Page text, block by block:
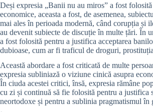
Deși expresia „Banii nu au miros” a fost
economice, aceasta a fost, de asemenea,
mai ales în perioada modernă, când corupția și
au devenit subiecte de discuție în multe țări. În
a fost folosită pentru a justifica acceptarea
dubioase, cum ar fi traficul de droguri,
Această abordare a fost criticată de multe
expresia subliniază o viziune cinică asupra
În ciuda acestei critici, însă, expresia rămâne
cu zi și continuă să fie folosită pentru a justifica
neortodoxe și pentru a sublinia pragmatismul în